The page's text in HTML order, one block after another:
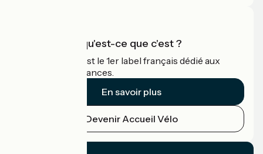
Accueil Vélo qu'est-ce que c'est ?
Accueil Vélo c'est le 1er label français dédié aux
cyclistes en vacances.
En savoir plus
Devenir Accueil Vélo